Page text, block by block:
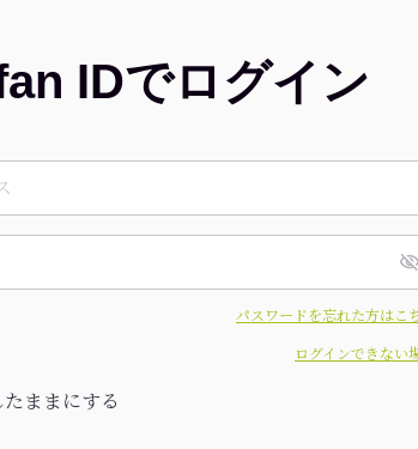
IDでログイン
パスワードを忘れた方はこ
ログインできない
ままにする